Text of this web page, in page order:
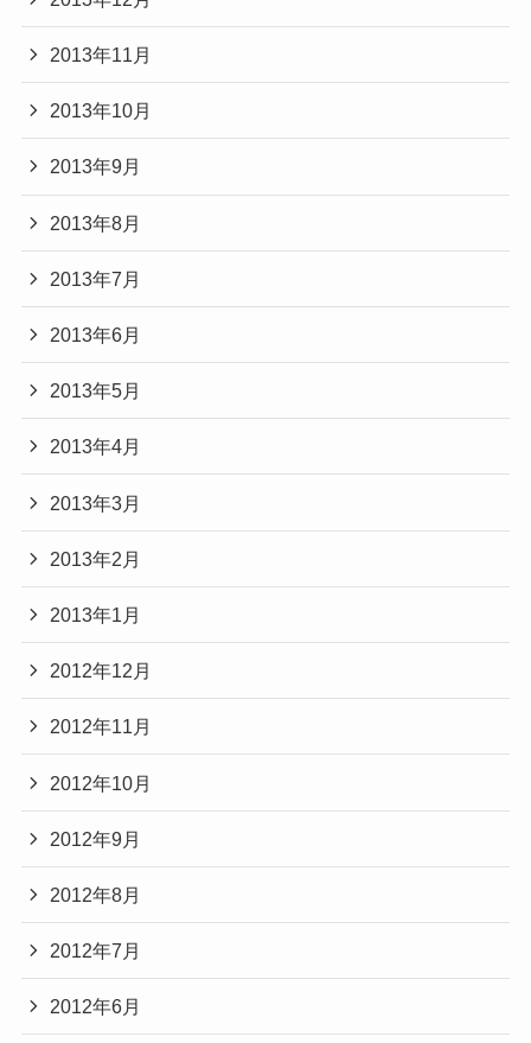
2013年11月
2013年10月
2013年9月
2013年8月
2013年7月
2013年6月
2013年5月
2013年4月
2013年3月
2013年2月
2013年1月
2012年12月
2012年11月
2012年10月
2012年9月
2012年8月
2012年7月
2012年6月